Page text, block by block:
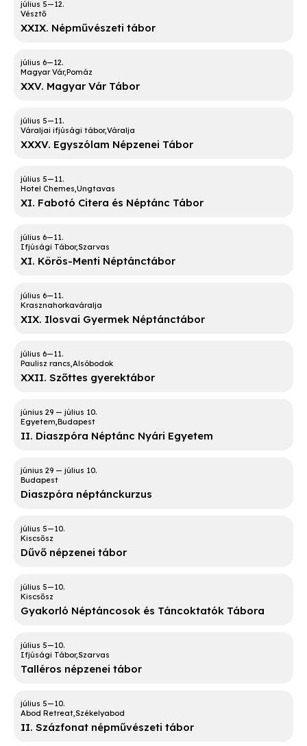
Vésztő
XXIX. Népművészeti tábor
Magyar Vár Pomáz
XXV. Magyar Vár Tábor
Váraljai ifjúsági tábor Váralja
XXXV. Egyszólam Népzenei Tábor
Hotel Chemes Ungtavas
XI. Fabotó Citera és Néptánc Tábor
Ifjúsági Tábor Szarvas
XI. Körös-Menti Néptánctábor
Krasznahorkaváralja
XIX. Ilosvai Gyermek Néptánctábor
Paulisz rancs Alsóbodok
XXII. Szőttes gyerektábor
Egyetem Budapest
II. Diaszpóra Néptánc Nyári Egyetem
Budapest
Diaszpóra néptánckurzus
Kiscsősz
Dűvő népzenei tábor
Kiscsősz
Gyakorló Néptáncosok és Táncoktatók Tábora
Ifjúsági Tábor Szarvas
Talléros népzenei tábor
Abod Retreat Székelyabod
II. Százfonat népművészeti tábor